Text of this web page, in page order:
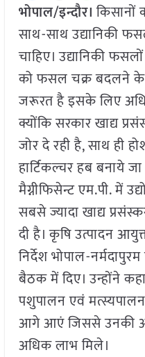
भोपाल/इन्दौर।किसानों
साथ-साथ उद्यानिकी
चाहिए। उद्यानिकी
को फसल चक्र बदलने के
जरूरत है इसके लिए
क्योंकि सरकार खाद्य
जोर दे रही है, साथ ही
हार्टिकल्चर हब बनाये
मैग्नीफिसेन्ट एम.पी. में
सबसे ज्यादा खाद्य
दी है। कृषि उत्पादन
निर्देश भोपाल-
बैठक में दिए। उन्होंने
पशुपालन एवं मत्स्यपालन
आगे आएं जिससे उनकी
अधिक लाभ मिले।